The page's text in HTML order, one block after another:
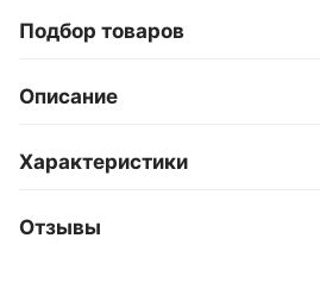
Подбор товаров
Описание
Характеристики
Отзывы